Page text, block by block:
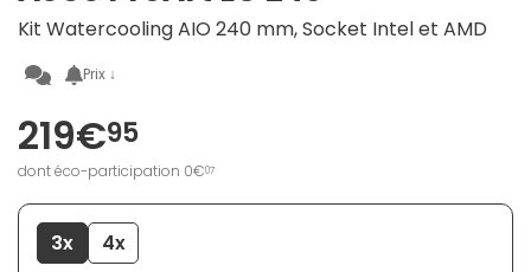
Kit Watercooling AIO 240 mm, Socket Intel et AMD
Prix ↓
219€95
dont éco-participation 0€07
3x
4x